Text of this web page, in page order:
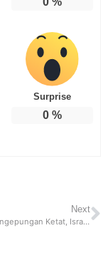
Surprise
0%
Next
Hari ke-17 Pengepungan Ketat, Israel Bakar Rumah Sakit Indonesia di Gaza Utara